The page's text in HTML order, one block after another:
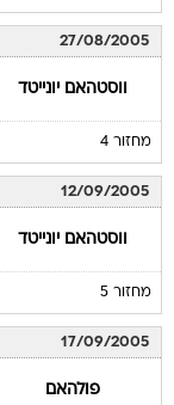
27/08/2005
ווסטהאם יונייטד
מחזור 4
12/09/2005
ווסטהאם יונייטד
מחזור 5
17/09/2005
פולהאם